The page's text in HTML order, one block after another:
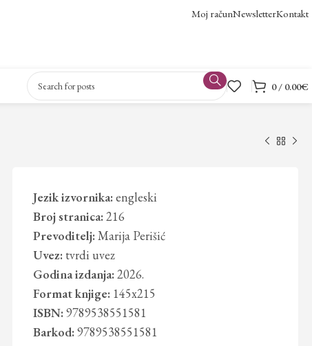
Moj računNewsletterKontakt
0/ 0.00€
Jezik izvornika: engleski
Broj stranica: 216
Prevoditelj: Marija Perišić
Uvez: tvrdi uvez
Godina izdanja: 2026.
Format knjige: 145x215
ISBN: 9789538551581
Barkod: 9789538551581